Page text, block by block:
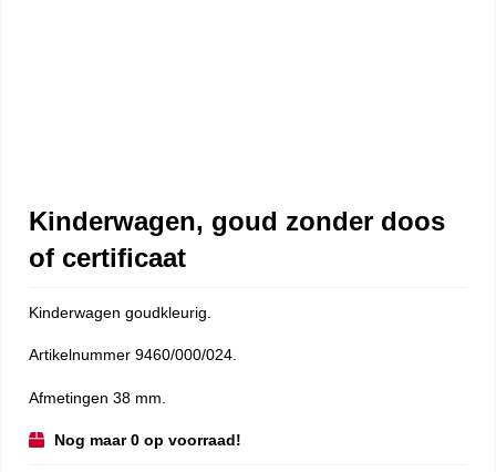
Kinderwagen, goud zonder doos
of certificaat
Kinderwagen goudkleurig.
Artikelnummer 9460/000/024.
Afmetingen 38 mm.
Nog maar 0 op voorraad!